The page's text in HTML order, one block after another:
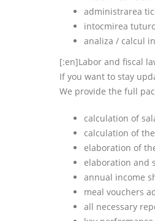
administrarea
intocmirea
analiza / calcul
[:en]Labor and fiscal
If you want to stay
We provide the full
calculation of
calculation of
elaboration of
elaboration and
annual income
meal vouchers
all necessary